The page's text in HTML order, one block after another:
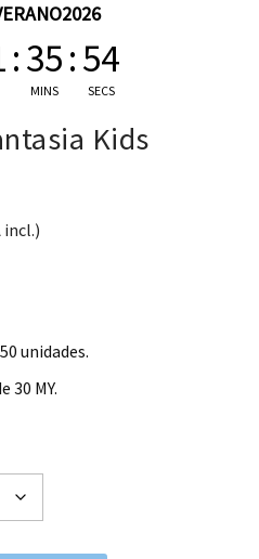
:35
MINS
:53
SECS
Kids
range: 13,19 € through
incl.)
unidades.
30 MY.